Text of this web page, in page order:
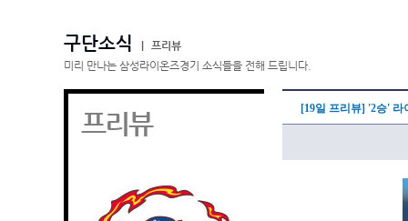
구단소식
프리뷰
미리 만나는 삼성라이온즈경기 소식들을 전해 드립니다.
프리뷰 [19일 프리뷰] '2승'